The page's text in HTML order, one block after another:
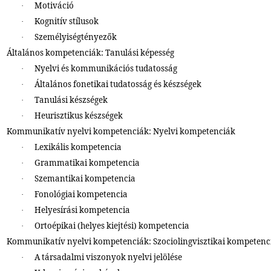
· Motiváció
· Kognitív stílusok
·
Személyiségtényezők
Általános kompetenciák: Tanulási képesség
· Nyelvi és kommunikációs tudatosság
· Általános fonetikai tudatosság és készségek
· Tanulási készségek
·
Heurisztikus készségek
Kommunikatív nyelvi kompetenciák: Nyelvi kompetenciák
· Lexikális kompetencia
· Grammatikai kompetencia
· Szemantikai kompetencia
· Fonológiai kompetencia
· Helyesírási kompetencia
·
Ortoépikai (helyes kiejtési) kompetencia
Kommunikatív nyelvi kompetenciák: Szociolingvisztikai
· A társadalmi viszonyok nyelvi jelölése